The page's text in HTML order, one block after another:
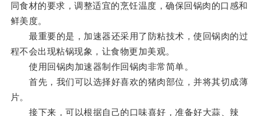
同食材的要求，调整适宜的烹饪温度，确保回锅肉的口感和
鲜美度。
最重要的是，加速器还采用了防粘技术，使回锅肉的过
程不会出现粘锅现象，让食物更加美观。
使用回锅肉加速器制作回锅肉非常简单。
首先，我们可以选择好喜欢的猪肉部位，并将其切成薄
片。
接下来，可以根据自己的口味喜好，准备好大蒜、辣